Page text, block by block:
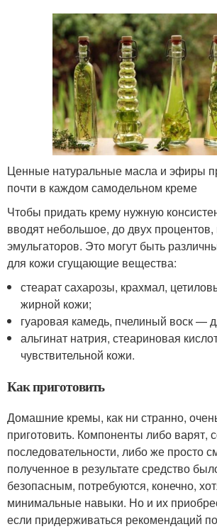
Ценные натуральные масла и эфиры
почти в каждом самодельном креме
Чтобы придать крему нужную
вводят небольшое, до двух процентов,
эмульгаторов. Это могут быть
для кожи сгущающие вещества:
стеарат сахарозы, крахмал,
жирной кожи;
гуаровая камедь, пчелиный воск —
альгинат натрия, стеариновая
чувствительной кожи.
Как приготовить
Домашние кремы, как ни странно,
приготовить. Компоненты либо варят,
последовательности, либо же просто
полученное в результате средство
безопасным, потребуются, конечно,
минимальные навыки. Но и их
если придерживаться рекомендаций